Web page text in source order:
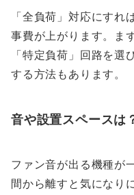
「全負荷」対応にすれ
事費が上がります。ま
「特定負荷」回路を選
する方法もあります。
音や設置スペースは
ファン音が出る機種が
間から離すと気になり